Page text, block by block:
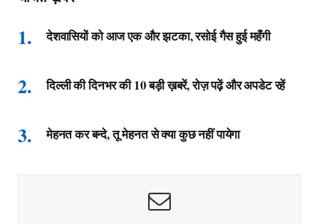
देशवासियों को आज एक और झटका, रसोई गैस हुई महँगी
दिल्ली की दिनभर की 10 बड़ी ख़बरें, रोज़ पढ़ें और अपडेट रहें
मेहनत कर बन्दे, तू मेहनत से क्या कुछ नहीं पायेगा